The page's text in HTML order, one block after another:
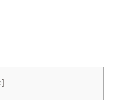
]